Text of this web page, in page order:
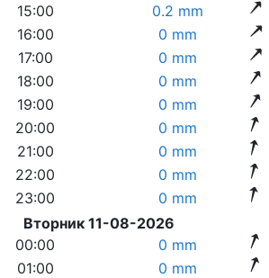
15:00
0.2 mm
16:00
0 mm
17:00
0 mm
18:00
0 mm
19:00
0 mm
20:00
0 mm
21:00
0 mm
22:00
0 mm
23:00
0 mm
Вторник 11-08-2026
00:00
0 mm
01:00
0 mm